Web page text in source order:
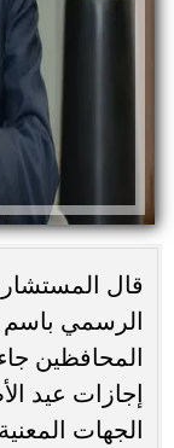
قال
الرسمي
المحافظين
إجازات عيد
الجهات